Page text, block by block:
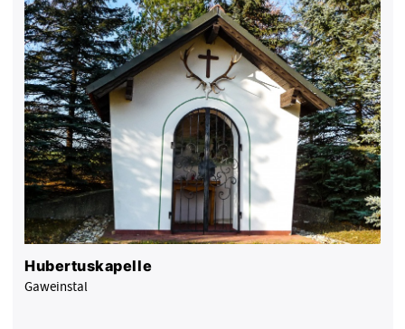
Hubertuskapelle
Gaweinstal